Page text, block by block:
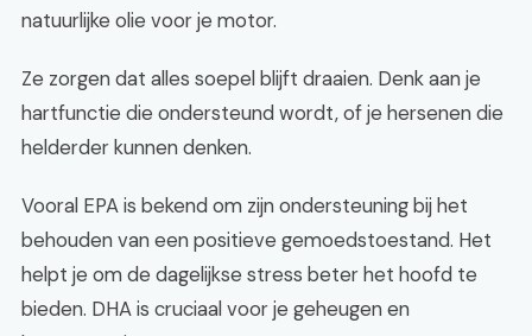
natuurlijke olie voor je motor.
Ze zorgen dat alles soepel blijft draaien. Denk aan je
hartfunctie die ondersteund wordt, of je hersenen die
helderder kunnen denken.
Vooral EPA is bekend om zijn ondersteuning bij het
behouden van een positieve gemoedstoestand. Het
helpt je om de dagelijkse stress beter het hoofd te
bieden. DHA is cruciaal voor je geheugen en